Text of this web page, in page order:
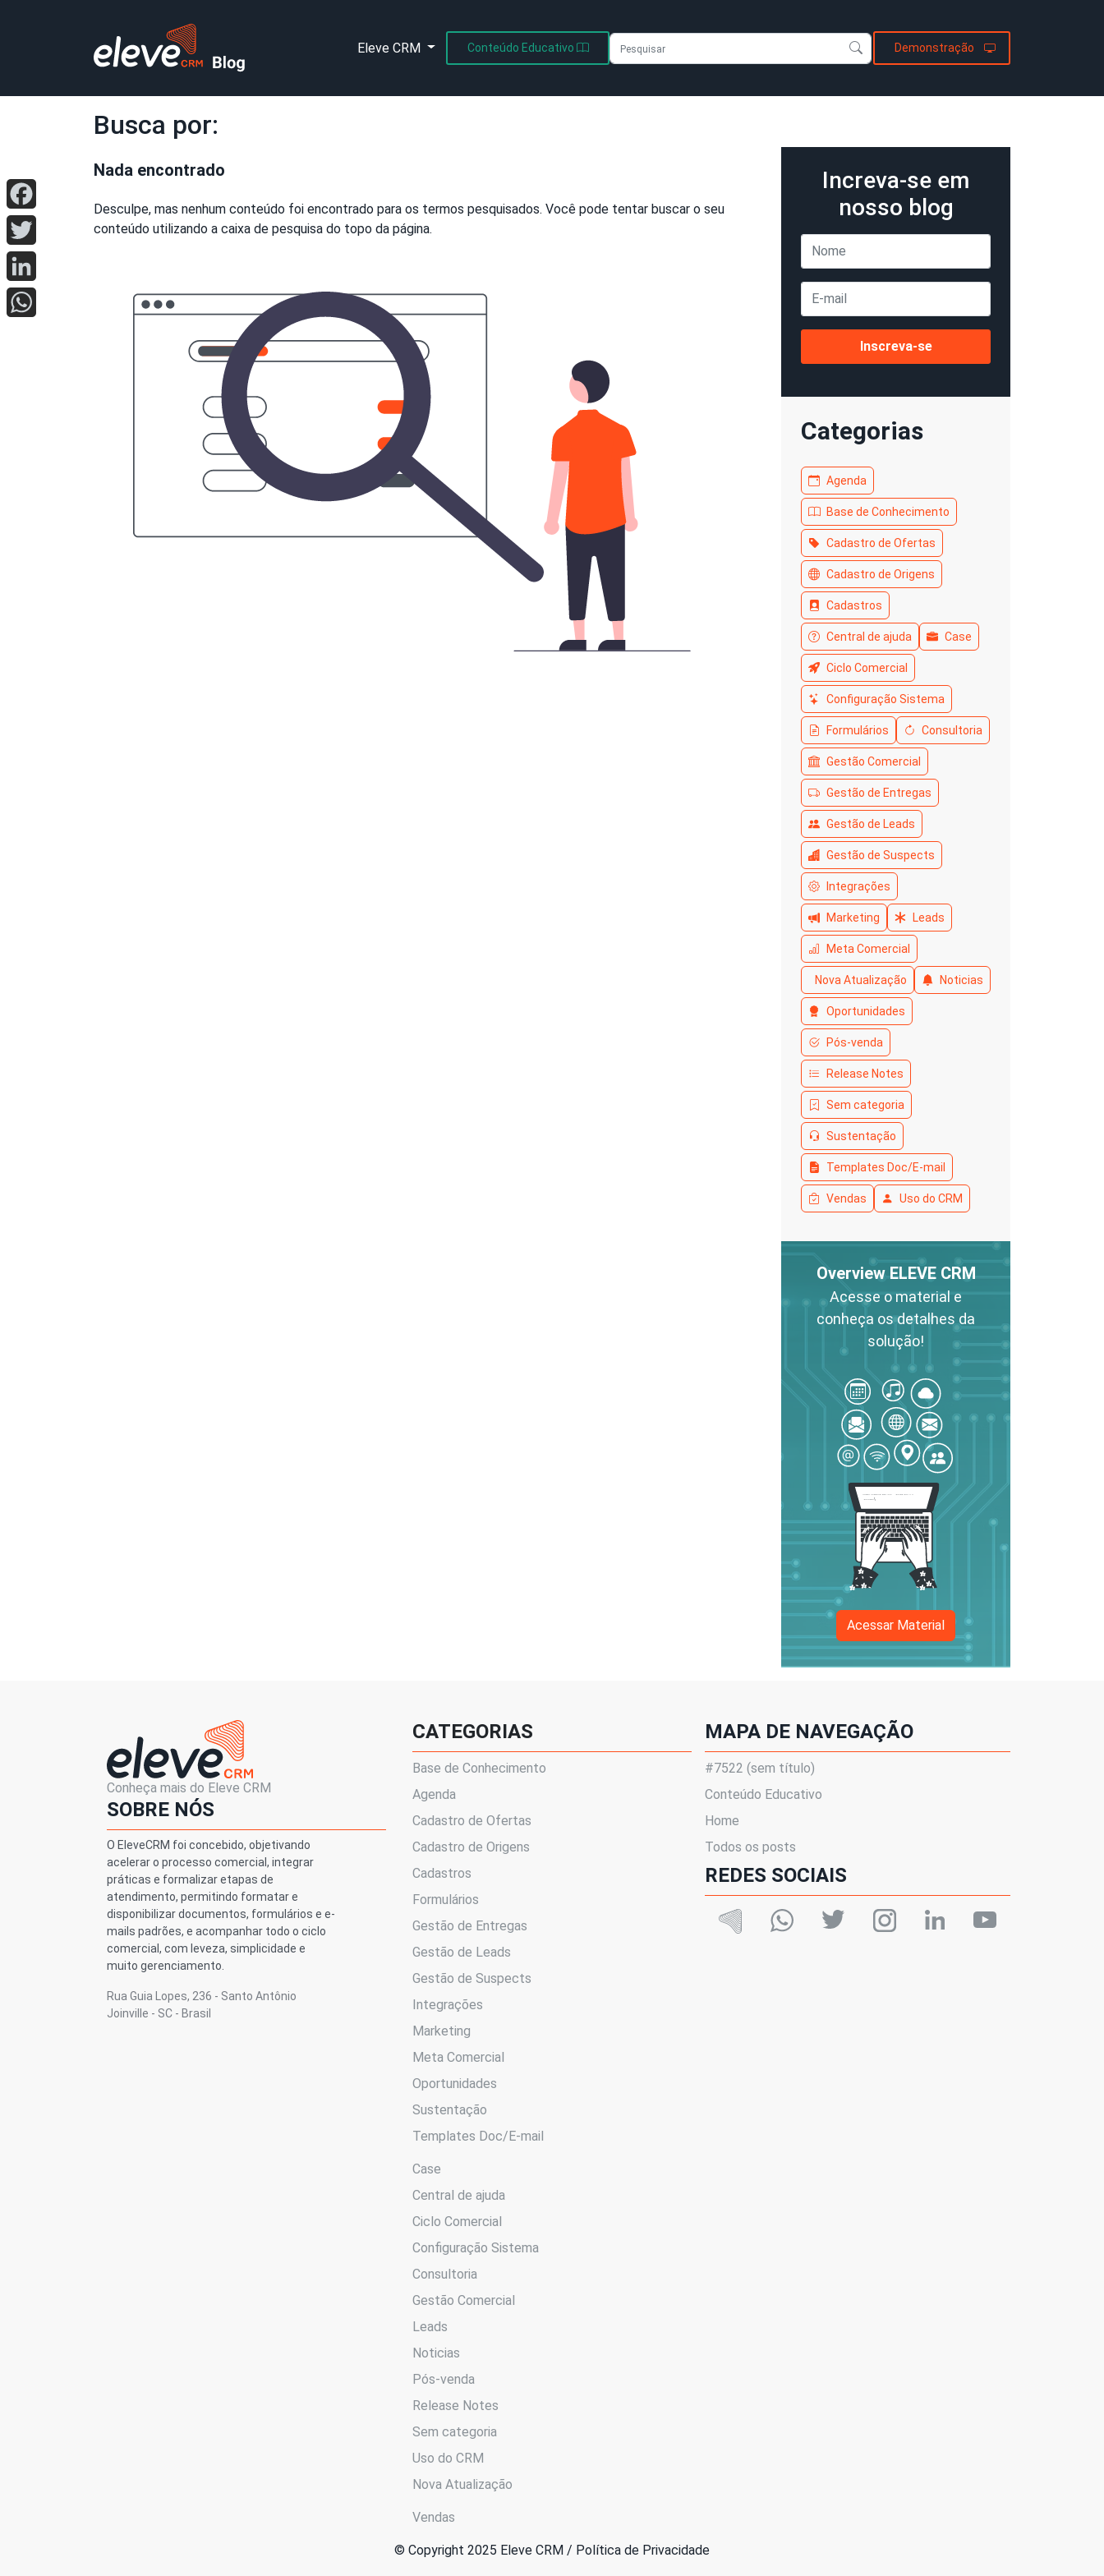
Eleve CRM Conteúdo Educativo Demonstração
Busca por:
Nada encontrado
Desculpe, mas nenhum conteúdo foi encontrado para os termos pesquisados. Você pode tentar buscar o seu
conteúdo utilizando a caixa de pesquisa do topo da página.
Increva-se em
nosso blog
Categorias
Vendas Uso do CRM
Templates Doc/E-mail
Sustentação
Sem categoria
Release Notes
Pós-venda
Oportunidades
Nova Atualização Noticias
Meta Comercial
Marketing Leads
Integrações
Gestão de Suspects
Gestão de Leads
Gestão de Entregas
Gestão Comercial
Formulários Consultoria
Configuração Sistema
Ciclo Comercial
Central de ajuda Case
Cadastros
Cadastro de Origens
Cadastro de Ofertas
Base de Conhecimento
Agenda
Overview ELEVE CRM
Acesse o material e
conheça os detalhes da
solução!
Acessar Material
Conheça mais do Eleve CRM
SOBRE NÓS
O EleveCRM foi concebido, objetivando
acelerar o processo comercial, integrar
práticas e formalizar etapas de
atendimento, permitindo formatar e
disponibilizar documentos, formulários e e-
mails padrões, e acompanhar todo o ciclo
comercial, com leveza, simplicidade e
muito gerenciamento.
Rua Guia Lopes, 236 - Santo Antônio
Joinville - SC - Brasil
CATEGORIAS
Base de Conhecimento
Agenda
Cadastro de Ofertas
Cadastro de Origens
Cadastros
Formulários
Gestão de Entregas
Gestão de Leads
Gestão de Suspects
Integrações
Marketing
Meta Comercial
Oportunidades
Sustentação
Templates Doc/E-mail
Case
Central de ajuda
Ciclo Comercial
Configuração Sistema
Consultoria
Gestão Comercial
Leads
Noticias
Pós-venda
Release Notes
Sem categoria
Uso do CRM
Nova Atualização
Vendas
MAPA DE NAVEGAÇÃO
#7522 (sem título)
Conteúdo Educativo
Home
Todos os posts
REDES SOCIAIS
© Copyright 2025 Eleve CRM / Política de Privacidade
Facebook
Twitter
LinkedIn